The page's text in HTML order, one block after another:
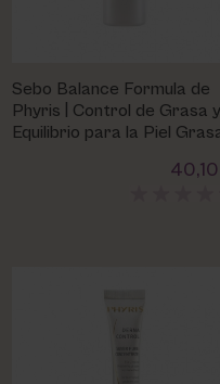
Sebo Balance Formula de
Phyris | Control de Grasa y
Equilibrio para la Piel